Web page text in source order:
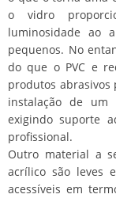
o vidro
luminosidade ao
pequenos. No
do que o PVC e
produtos abrasivos
instalação de
exigindo suporte
profissional.
Outro material a
acrílico são leves
acessíveis em